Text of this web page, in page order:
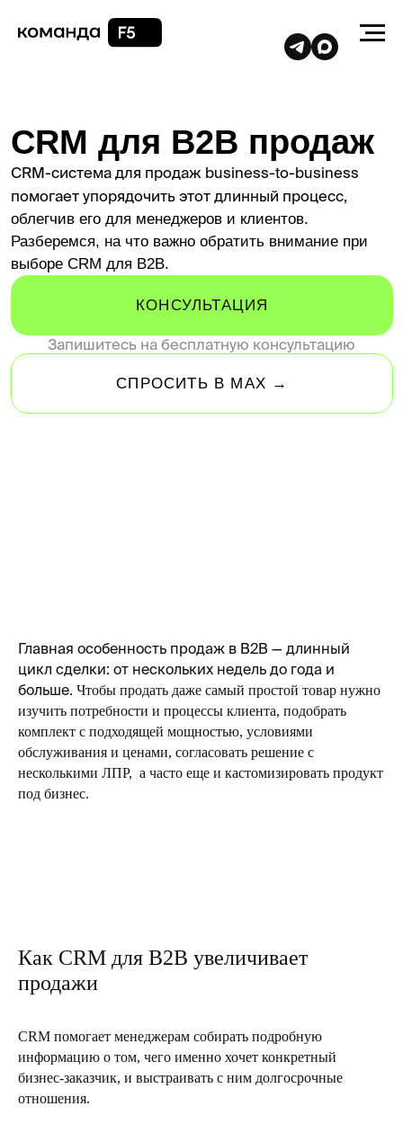
CRM-система для продаж business-to-business
помогает упорядочить этот длинный процесс,
облегчив его для менеджеров и клиентов.
Разберемся, на что важно обратить внимание при
выборе CRM для B2B.
КОНСУЛЬТАЦИЯ
Главная особенность продаж в B2B — длинный
цикл сделки: от нескольких недель до года и
больше. Чтобы продать даже самый простой товар нужно
изучить потребности и процессы клиента, подобрать
комплект с подходящей мощностью, условиями
обслуживания и ценами, согласовать решение с
несколькими ЛПР, а часто еще и кастомизировать продукт
под бизнес.
Как CRM для B2B увеличивает
продажи
CRM помогает менеджерам собирать подробную
информацию о том, чего именно хочет конкретный
бизнес-заказчик, и выстраивать с ним долгосрочные
отношения.